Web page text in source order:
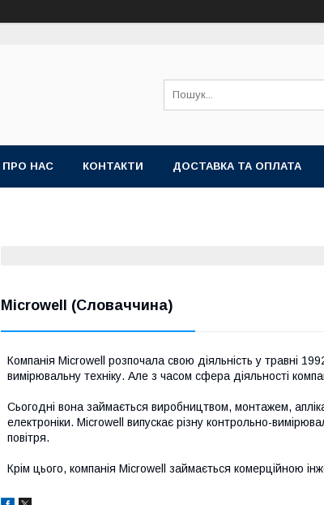
ПРО НАС КОНТАКТИ ДОСТАВКА ТА ОПЛАТА
Microwell (Словаччина)
Компанія Microwell розпочала свою діяльність у травні
вимірювальну техніку. Але з часом сфера діяльності
Сьогодні вона займається виробництвом, монтажем,
електроніки. Microwell випускає різну контрольно-
повітря.
Крім цього, компанія Microwell займається комерційною